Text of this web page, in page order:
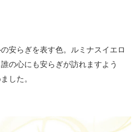
安らぎを表す色。ルミナスイエロ
の心にも安らぎが訪れますよう
した。